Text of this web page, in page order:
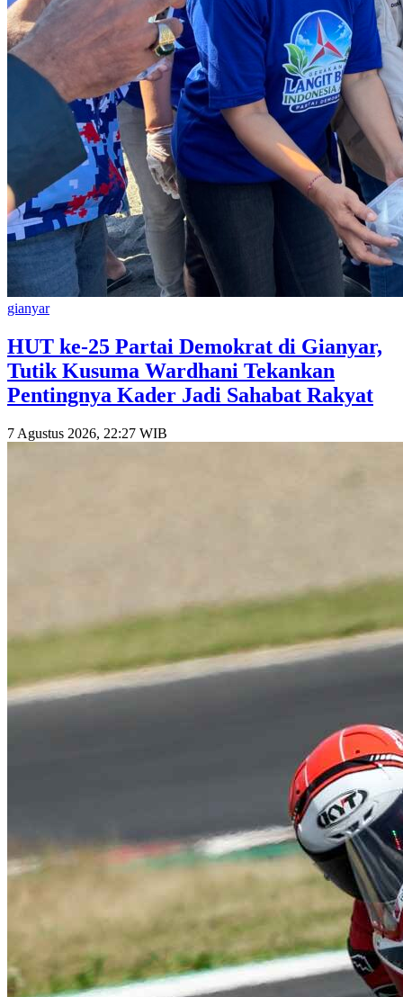
gianyar
HUT ke-25 Partai Demokrat di Gianyar,
Tutik Kusuma Wardhani Tekankan
Pentingnya Kader Jadi Sahabat Rakyat
7 Agustus 2026, 22:27 WIB